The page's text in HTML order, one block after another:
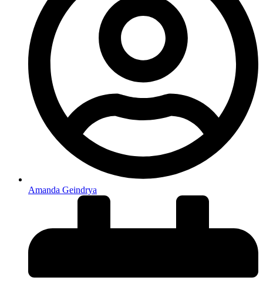
Amanda Geindrya